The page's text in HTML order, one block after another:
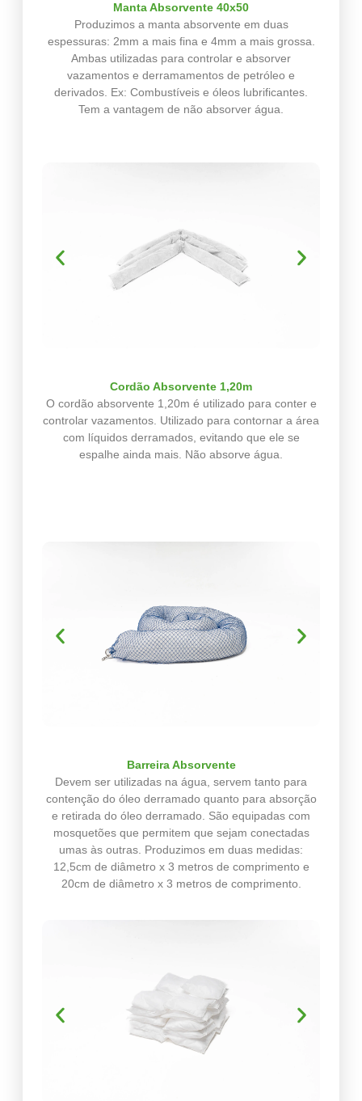
Manta Absorvente 40x50
Produzimos a manta absorvente em duas
espessuras: 2mm a mais fina e 4mm a mais grossa.
Ambas utilizadas para controlar e absorver
vazamentos e derramamentos de petróleo e
derivados. Ex: Combustíveis e óleos lubrificantes.
Tem a vantagem de não absorver água.
Cordão Absorvente 1,20m
O cordão absorvente 1,20m é utilizado para conter e
controlar vazamentos. Utilizado para contornar a área
com líquidos derramados, evitando que ele se
espalhe ainda mais. Não absorve água.
Barreira Absorvente
Devem ser utilizadas na água, servem tanto para
contenção do óleo derramado quanto para absorção
e retirada do óleo derramado. São equipadas com
mosquetões que permitem que sejam conectadas
umas às outras. Produzimos em duas medidas:
12,5cm de diâmetro x 3 metros de comprimento e
20cm de diâmetro x 3 metros de comprimento.